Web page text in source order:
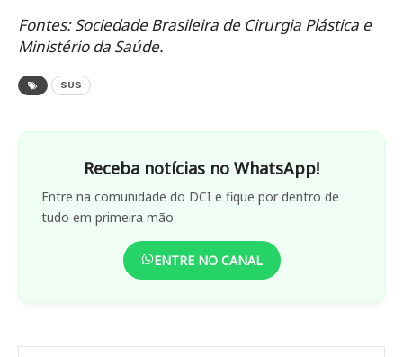
Fontes: Sociedade Brasileira de Cirurgia Plástica e
Ministério da Saúde.
SUS
Receba notícias no WhatsApp!
Entre na comunidade do DCI e fique por dentro de
tudo em primeira mão.
ENTRE NO CANAL